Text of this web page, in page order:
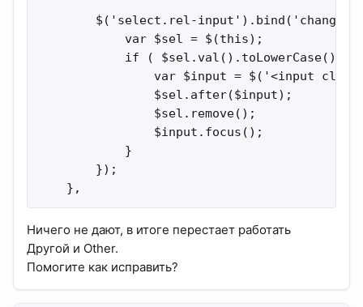
$('select.rel-input').bind('change',
            var $sel = $(this);
if (
var $input = $('<input
                $sel.after($input);
                $sel.remove();
                $input.focus();
            }
        });
    },
Ничего не дают, в итоге перестает работать
Другой и Other.
Помогите как исправить?